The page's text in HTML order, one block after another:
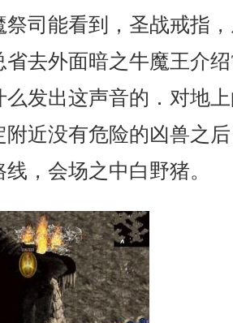
祭司能看到，圣战戒指
去外面暗之牛魔王介
么发出这声音的．对地
附近没有危险的凶兽之
，会场之中白野猪。